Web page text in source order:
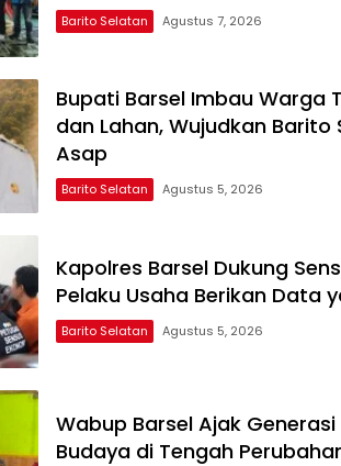
Barito Selatan Agustus 7, 2026
Bupati Barsel Imbau Warga
dan Lahan, Wujudkan
Asap
Barito Selatan Agustus 5, 2026
Kapolres Barsel Dukung
Pelaku Usaha Berikan Data
Barito Selatan Agustus 5, 2026
Wabup Barsel Ajak
Budaya di Tengah